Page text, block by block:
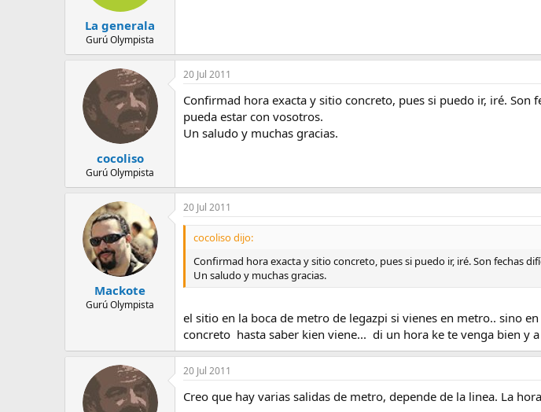
La generala
Gurú Olympista
cocoliso
Gurú Olympista
20 Jul 2011
Confirmad hora exacta y sitio concreto, pues si puedo ir, iré.
pueda estar con vosotros.
Un saludo y muchas gracias.
Mackote
Gurú Olympista
20 Jul 2011
cocoliso dijo:
Confirmad hora exacta y sitio concreto, pues si puedo ir, iré. Son fechas
Un saludo y muchas gracias.
el sitio en la boca de metro de legazpi si vienes en metro.. sino
concreto hasta saber kien viene... di un hora ke te venga bien y
20 Jul 2011
Creo que hay varias salidas de metro, depende de la linea. La